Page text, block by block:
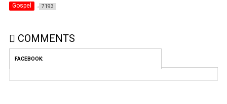
Gospel 7193
COMMENTS
FACEBOOK: